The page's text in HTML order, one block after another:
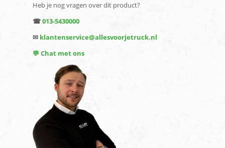
Heb je nog vragen over dit product?
☎013-5430000
✉ klantenservice@allesvoorjetruck.nl
💬 Chat met ons